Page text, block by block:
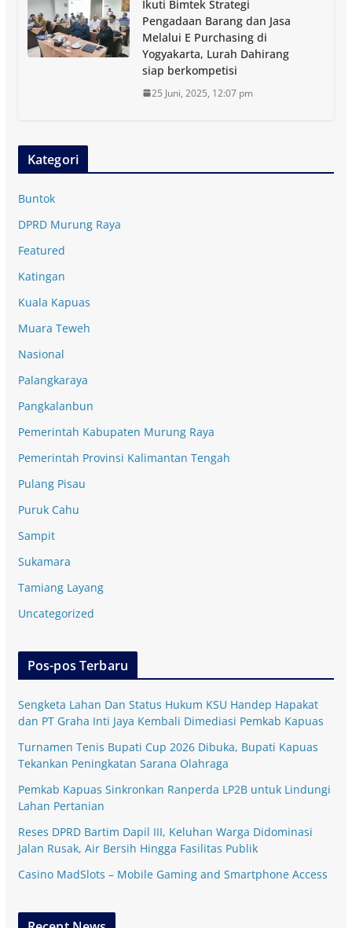
Ikuti Bimtek Strategi
Pengadaan Barang dan Jasa
Melalui E Purchasing di
Yogyakarta, Lurah Dahirang
siap berkompetisi
25 Juni, 2025, 12:07 pm
Kategori
Buntok
DPRD Murung Raya
Featured
Katingan
Kuala Kapuas
Muara Teweh
Nasional
Palangkaraya
Pangkalanbun
Pemerintah Kabupaten Murung Raya
Pemerintah Provinsi Kalimantan Tengah
Pulang Pisau
Puruk Cahu
Sampit
Sukamara
Tamiang Layang
Uncategorized
Pos-pos Terbaru
Sengketa Lahan Dan Status Hukum KSU Handep Hapakat
dan PT Graha Inti Jaya Kembali Dimediasi Pemkab Kapuas
Turnamen Tenis Bupati Cup 2026 Dibuka, Bupati Kapuas
Tekankan Peningkatan Sarana Olahraga
Pemkab Kapuas Sinkronkan Ranperda LP2B untuk Lindungi
Lahan Pertanian
Reses DPRD Bartim Dapil III, Keluhan Warga Didominasi
Jalan Rusak, Air Bersih Hingga Fasilitas Publik
Casino MadSlots – Mobile Gaming and Smartphone Access